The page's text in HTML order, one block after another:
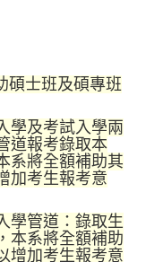
碩士班及碩專班
學及考試入學兩
道報考錄取本
系將全額補助其
加考生報考意
學管道：錄取生
本系將全額補助
增加考生報考意